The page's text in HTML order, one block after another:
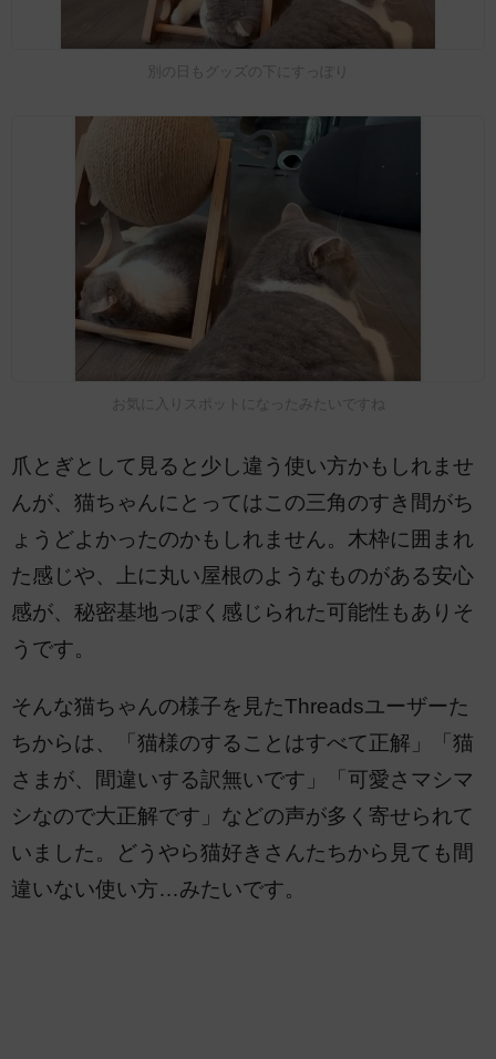
別の日もグッズの下にすっぽり
お気に入りスポットになったみたいですね
爪とぎとして見ると少し違う使い方かもしれませ
んが、猫ちゃんにとってはこの三角のすき間がち
ょうどよかったのかもしれません。木枠に囲まれ
た感じや、上に丸い屋根のようなものがある安心
感が、秘密基地っぽく感じられた可能性もありそ
うです。
そんな猫ちゃんの様子を見たThreadsユーザーた
ちからは、「猫様のすることはすべて正解」「猫
さまが、間違いする訳無いです」「可愛さマシマ
シなので大正解です」などの声が多く寄せられて
いました。どうやら猫好きさんたちから見ても間
違いない使い方…みたいです。